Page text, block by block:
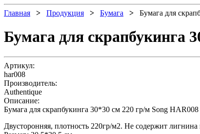
Главная > Продукция > Бумага > Бумага для
Бумага для скрапбукинга
Артикул:
har008
Производитель:
Authentique
Описание:
Бумага для скрапбукинга 30*30 см 220 гр/м Song HAR008
Двусторонняя, плотность 220гр/м2. Не содержит